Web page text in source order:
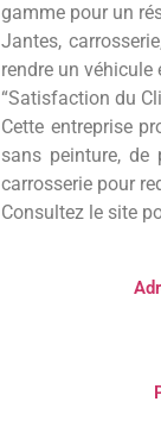
gamme pour un
Jantes,
rendre un véhicule
“Satisfaction du
Cette entreprise
sans peinture, de
carrosserie pour
Consultez le site